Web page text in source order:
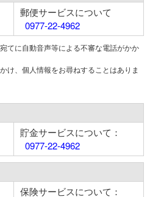
郵便サービスについて
0977-22-4962
てに自動音声等による不審な電話がかか
け、個人情報をお尋ねすることはありま
貯金サービスについて：
0977-22-4962
保険サービスについて：